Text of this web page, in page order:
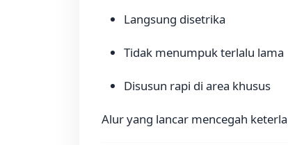
Langsung disetrika
Tidak menumpuk terlalu lama
Disusun rapi di area khusus
Alur yang lancar mencegah